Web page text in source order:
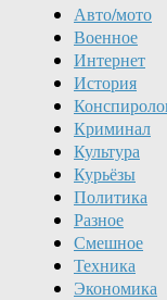
Авто/мото
Военное
Интернет
История
Криминал
Культура
Курьёзы
Политика
Разное
Смешное
Техника
Экономика